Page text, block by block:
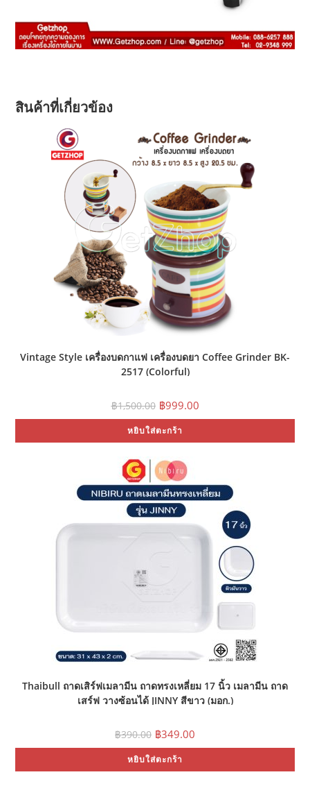
สินค้าที่เกี่ยวข้อง
Vintage Style เครื่องบดกาแฟ เครื่องบดยา Coffee Grinder BK-
2517 (Colorful)
฿1,500.00 Original
price
was:
฿1,500.00.
฿999.00Current
price
is:
หยิบใส่ตะกร้า
Thaibull ถาดเสิร์ฟเมลามีน ถาดทรงเหลี่ยม 17 นิ้ว เมลามีน ถาด
เสร์ฟ วางซ้อนได้ JINNY สีขาว (มอก.)
฿390.00 Original
price
was:
฿390.00.
฿349.00
is:
หยิบใส่ตะกร้า